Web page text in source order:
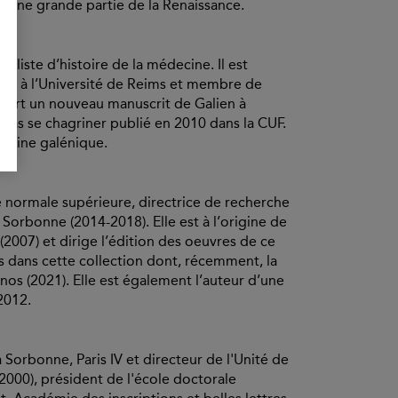
grande partie de la Renaissance.
d’histoire de la médecine. Il est
à l’Université de Reims et membre de
un nouveau manuscrit de Galien à
se chagriner publié en 2010 dans la CUF.
galénique.
supérieure, directrice de recherche
(2014-2018). Elle est à l’origine de
et dirige l’édition des oeuvres de ce
dans cette collection dont, récemment, la
(2021). Elle est également l’auteur d’une
Paris IV et directeur de l'Unité de
président de l'école doctorale